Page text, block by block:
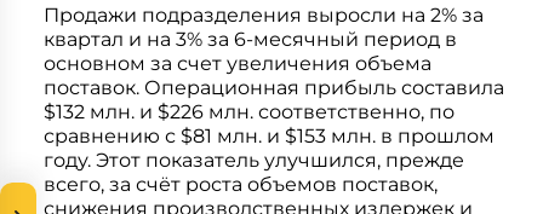
Продажи подразделения выросли на 2% за
квартал и на 3% за 6-месячный период в
основном за счет увеличения объема
поставок. Операционная прибыль составила
$132 млн. и $226 млн. соответственно, по
сравнению с $81 млн. и $153 млн. в прошлом
году. Этот показатель улучшился, прежде
всего, за счёт роста объемов поставок,
снижения производственных издержек и